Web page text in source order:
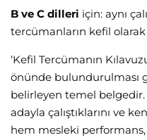
B ve C dilleri için: aynı
tercümanların kefil
‘Kefil Tercümanın
önünde bulundurulması
belirleyen temel belgedir.
adayla çalıştıklarını ve
hem mesleki